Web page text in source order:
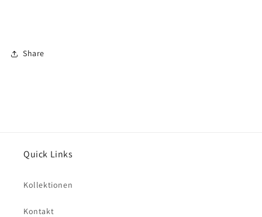
Share
Quick Links
Kollektionen
Kontakt